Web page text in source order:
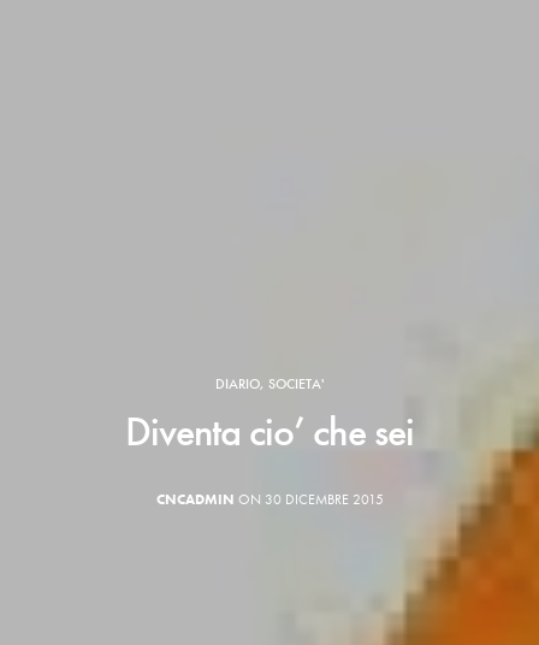
DIARIO, SOCIETA'
Diventa cio’ che sei
CNCADMIN ON 30 DICEMBRE 2015